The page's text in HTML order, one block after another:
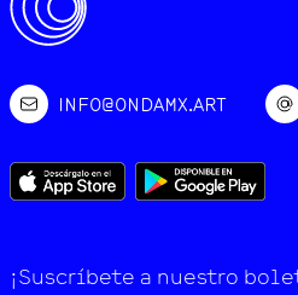
INFO@ONDAMX.ART
¡Suscríbete a nuestro